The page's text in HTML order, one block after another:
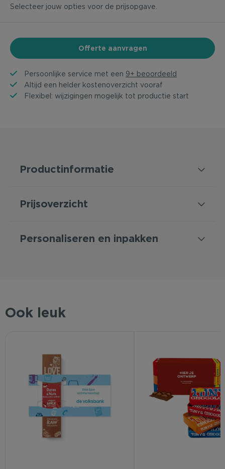
Selecteer jouw opties voor de prijsopgave.
Offerte aanvragen
Persoonlijke service met een 9+ beoordeeld
Altijd een helder kostenoverzicht vooraf
Flexibel: wijzigingen mogelijk tot productie start
Productinformatie
Prijsoverzicht
Personaliseren en inpakken
Ook leuk